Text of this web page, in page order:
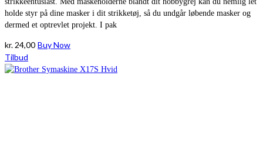
holde styr på dine masker i dit strikketøj, så du undgår løbende masker og
dermed et optrevlet projekt. I pak
kr. 24,00 Buy Now
Tilbud